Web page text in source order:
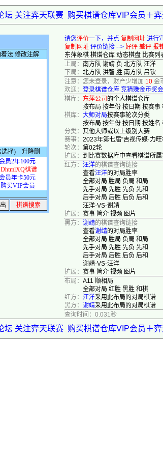
坛 关注弈天联赛 购买棋谱仓库VIP会员＋
请您评价一下，并点 复制网址 进行
复制网址 评价链接 --> 好评 差评 报
东萍象棋 棋谱仓库 动态棋盘 比赛列
上局： 南方队 谢靖 负 北方队 汪洋
下局： 北方队 洪智 胜 南方队 吕钦
注意：您未登录，财产少增加 10 金
欢迎： 登录棋谱仓库 竞猜赚金币奖
棋库： 东萍公司 的个人棋谱仓库
按布局 按年份 按日期 按赛事
棋库： 大师对局按赛事轮次分类
按布局 按年份 按日期 按姓名
分类： 其他大师或以上级别大赛
赛事： 2023年第七届“吉视传媒·力
轮次： 第02轮
扩展： 到比赛数据库中查看棋谱所
红方： 汪洋的棋谱查询链接
查看汪洋的对局胜率
全部对局 胜局 负局 和局
先手对局 先胜 先负 先和
后手对局 后胜 后负 后和
汪洋-VS-谢靖
扩展： 赛事 简介 视频 图片
黑方： 谢靖的棋谱查询链接
查看谢靖的对局胜率
全部对局 胜局 负局 和局
先手对局 先胜 先负 先和
后手对局 后胜 后负 后和
谢靖-VS-汪洋
扩展： 赛事 简介 视频 图片
布局： A11 顺相局
全部对局 红胜 黑胜 和棋
红方： 汪洋采用此布局的对局棋谱
黑方： 谢靖采用此布局的对局棋谱
查询时间：0.031秒
坛 关注弈天联赛 购买棋谱仓库VIP会员＋